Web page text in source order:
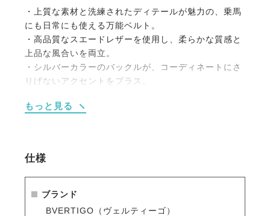
・上質な素材と洗練されたディテールが魅力の、乗馬
にも日常にも使える万能ベルト。
・高品質なスエードレザーを使用し、柔らかな質感と
上品な風合いを両立。
・シルバーカラーのバックルが、コーディネートにさ
りげないアクセントをプラス。
かさを演出。
※シーズン品のため入荷数が少なく再販はありません
のでお早めのご注文をお勧めします。
人気商品はすぐに完売となりますので、新商品をいち
早くご案内している メールマガジン
もっと見る
仕様
ブランド
BVERTIGO（ヴェルティーゴ）